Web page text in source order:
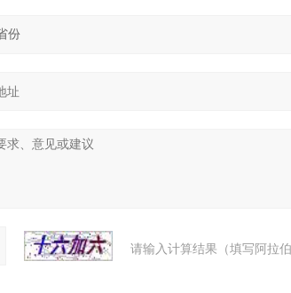
请输入计算结果（填写阿拉